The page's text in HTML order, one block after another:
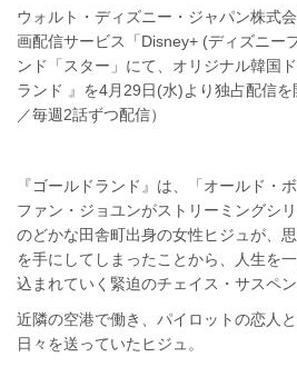
ウォルト・ディズニー・ジャパン株式
画配信サービス「Disney+ (ディズニー
ンド「スター」にて、オリジナル韓国
ランド 』を4月29日(水)より独占配信
／毎週2話ずつ配信）
『ゴールドランド』は、「オールド・
ファン・ジョユンがストリーミングシ
のどかな田舎町出身の女性ヒジュが、
を手にしてしまったことから、人生を
込まれていく緊迫のチェイス・サスペン
近隣の空港で働き、パイロットの恋人
日々を送っていたヒジュ。